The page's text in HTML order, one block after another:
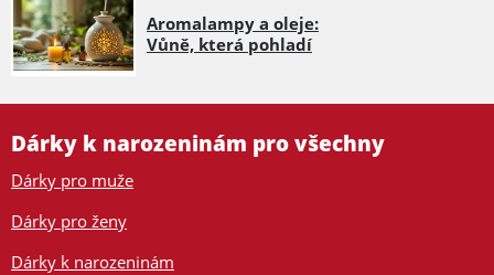
Aromalampy a oleje:
Vůně, která pohladí
Dárky k narozeninám pro všechny
Dárky pro muže
Dárky pro ženy
Dárky k narozeninám